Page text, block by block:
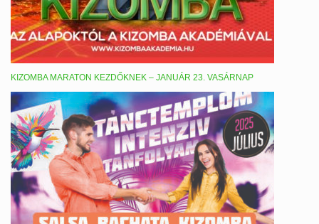
KIZOMBA MARATON KEZDŐKNEK – JANUÁR 23. VASÁRNAP